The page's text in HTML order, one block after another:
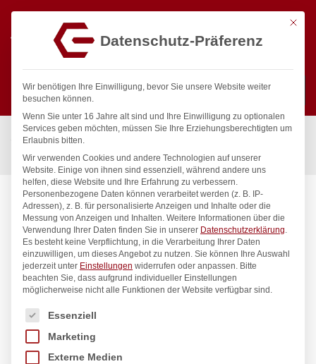
Suchen
Start / Gastronomiebedarf & Gastro Geräte für Profis
Bar & Kaffee
Weinkühler Weinkühler, Bar up, ø142x(H)210mm
Mit
Datenschutz-Präferenz
Wir benötigen Ihre Einwilligung, bevor Sie unsere Website weiter
besuchen können.
Wenn Sie unter 16 Jahre alt sind und Ihre Einwilligung zu optionalen
Services geben möchten, müssen Sie Ihre Erziehungsberechtigten um
Erlaubnis bitten.
Wir verwenden Cookies und andere Technologien auf unserer
Website. Einige von ihnen sind essenziell, während andere uns
helfen, diese Website und Ihre Erfahrung zu verbessern.
Personenbezogene Daten können verarbeitet werden (z. B. IP-
Adressen), z. B. für personalisierte Anzeigen und Inhalte oder die
Messung von Anzeigen und Inhalten. Weitere Informationen über die
Verwendung Ihrer Daten finden Sie in unserer Datenschutzerklärung.
Es besteht keine Verpflichtung, in die Verarbeitung Ihrer Daten
einzuwilligen, um dieses Angebot zu nutzen. Sie können Ihre Auswahl
jederzeit unter Einstellungen widerrufen oder anpassen. Bitte
beachten Sie, dass aufgrund individueller Einstellungen
möglicherweise nicht alle Funktionen der Website verfügbar sind.
Es folgt eine Liste der Service-Gruppen, für die eine
Essenziell
Marketing
Externe Medien